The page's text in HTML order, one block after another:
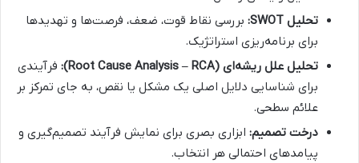
تحلیل SWOT:
بررسی نقاط قوت، ضعف، فرصت‌ها و تهدیدها
برای برنامه‌ریزی استراتژیک.
تحلیل علل ریشه‌ای (Root Cause Analysis – RCA):
فرآیندی
برای شناسایی دلایل اصلی یک مشکل یا نقص، به جای تمرکز بر
علائم سطحی.
درخت تصمیم: ابزاری بصری برای نمایش فرآیند تصمیم‌گیری و
پیامدهای احتمالی هر انتخاب.